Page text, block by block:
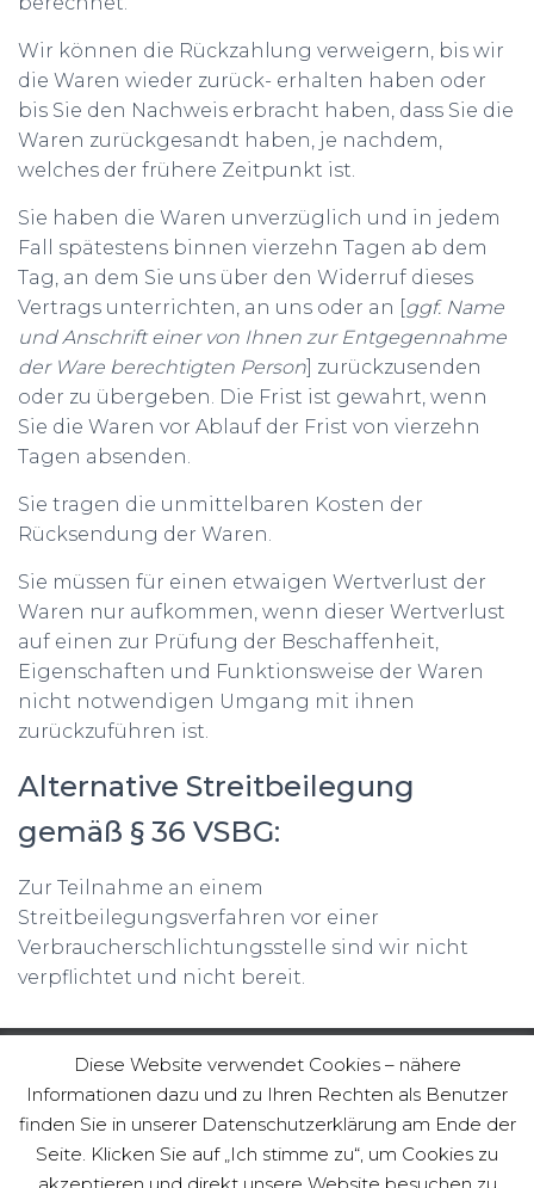
Wir können die Rückzahlung verweigern, bis wir
die Waren wieder zurück- erhalten haben oder
bis Sie den Nachweis erbracht haben, dass Sie die
Waren zurückgesandt haben, je nachdem,
welches der frühere Zeitpunkt ist.
Sie haben die Waren unverzüglich und in jedem
Fall spätestens binnen vierzehn Tagen ab dem
Tag, an dem Sie uns über den Widerruf dieses
Vertrags unterrichten, an uns oder an [ggf. Name
und Anschrift einer von Ihnen zur Entgegennahme
der Ware berechtigten Person] zurückzusenden
oder zu übergeben. Die Frist ist gewahrt, wenn
Sie die Waren vor Ablauf der Frist von vierzehn
Tagen absenden.
Sie tragen die unmittelbaren Kosten der
Rücksendung der Waren.
Sie müssen für einen etwaigen Wertverlust der
Waren nur aufkommen, wenn dieser Wertverlust
auf einen zur Prüfung der Beschaffenheit,
Eigenschaften und Funktionsweise der Waren
nicht notwendigen Umgang mit ihnen
zurückzuführen ist.
Alternative Streitbeilegung
gemäß § 36 VSBG:
Zur Teilnahme an einem
Streitbeilegungsverfahren vor einer
Verbraucherschlichtungsstelle sind wir nicht
verpflichtet und nicht bereit.
KONTAKT IMPRESSUM DATENSCHUTZERKLÄRUNG
AGB BAUANLEITUNGEN ALSTERSTÜHLE
Diese Website verwendet Cookies – nähere
Informationen dazu und zu Ihren Rechten als Benutzer
finden Sie in unserer Datenschutzerklärung am Ende der
Seite. Klicken Sie auf „Ich stimme zu“, um Cookies zu